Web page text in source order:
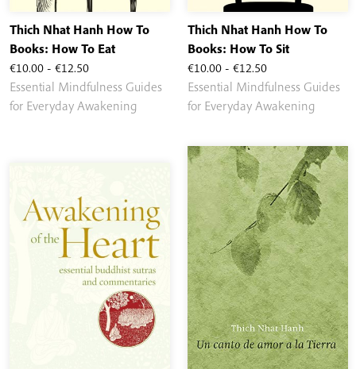
€10.00 - €12.50Rango
de
precios:
Thich Nhat Hanh How To
Books: How To Eat
Essential Mindfulness Guides
for Everyday Awakening
€10.00 - €12.50Rango
de
precios:
€10.00
hasta
€12.50
Thich Nhat Hanh How To
Books: How To Sit
Essential Mindfulness Guides
for Everyday Awakening